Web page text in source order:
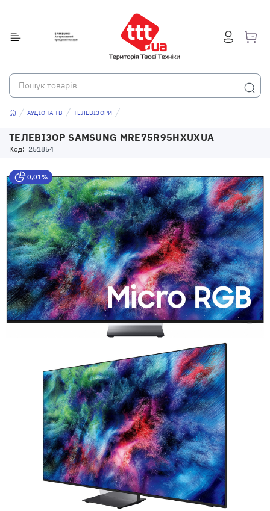
АУДІО ТА ТВ ТЕЛЕВІЗОРИ
ТЕЛЕВІЗОР SAMSUNG MRE75R95HXUXUA
Код: 251854
0,01%